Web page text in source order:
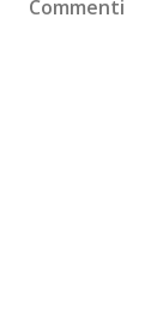
Commenti